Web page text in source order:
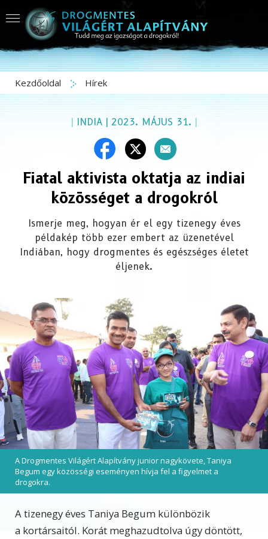
Kezdőoldal Hírek
| INDIA | 2023. MÁJUS 31. |
Fiatal aktivista oktatja az indiai
közösséget a drogokról
Ismerje meg, hogyan ér el egy tizenegy éves
példakép több ezer embert az üzenetével
Indiában, hogy drogmentes és egészséges életet
éljenek.
A Drogmentes Világért Alapítvány junior nagykövete, Taniya
Begum egy közösségi eseményen hívja fel a figyelmet a
drogokra.
A tizenegy éves Taniya Begum különbözik
a kortársaitól. Korát meghazudtolva úgy döntött,